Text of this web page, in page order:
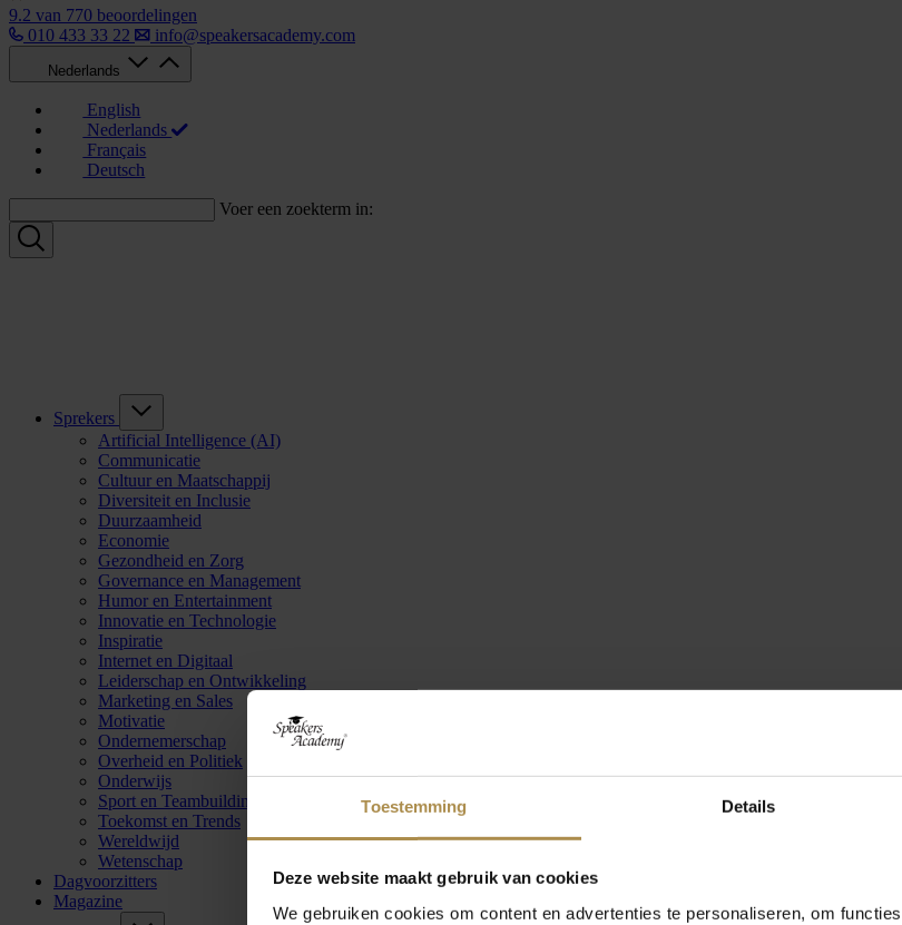
Toestemming Details
Deze website maakt gebruik van cookies
We gebruiken cookies om content en advertenties te personaliseren, om
9.2 van 770 beoordelingen
010 433 33 22
info@speakersacademy.com
Nederlands
English
Nederlands
Français
Deutsch
Voer een zoekterm in:
Sprekers
Artificial Intelligence (AI)
Communicatie
Cultuur en Maatschappij
Diversiteit en Inclusie
Duurzaamheid
Economie
Gezondheid en Zorg
Governance en Management
Humor en Entertainment
Innovatie en Technologie
Inspiratie
Internet en Digitaal
Leiderschap en Ontwikkeling
Marketing en Sales
Motivatie
Ondernemerschap
Overheid en Politiek
Onderwijs
Sport en Teambuilding
Toekomst en Trends
Wereldwijd
Wetenschap
Dagvoorzitters
Magazine